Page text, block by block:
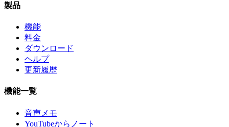
製品
機能
料金
ダウンロード
ヘルプ
更新履歴
機能一覧
音声メモ
YouTubeからノート